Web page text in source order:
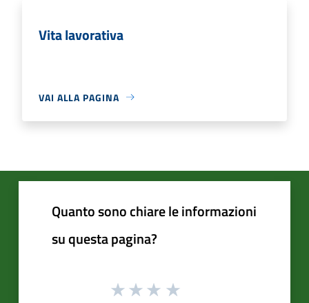
Vita lavorativa
VAI ALLA PAGINA
Quanto sono chiare le informazioni
su questa pagina?